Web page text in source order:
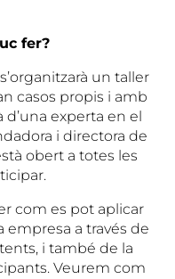
fer?
un taller
casos propis i amb
experta en el
i directora de
obert a totes les
com es pot aplicar
empresa a través de
i també de la
Veurem com